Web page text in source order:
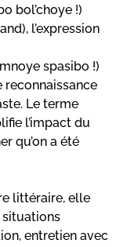
bol’choye !)
l’expression
spasibo !)
Le terme
l’impact du
qu’on a été
littéraire, elle
situations
entretien avec